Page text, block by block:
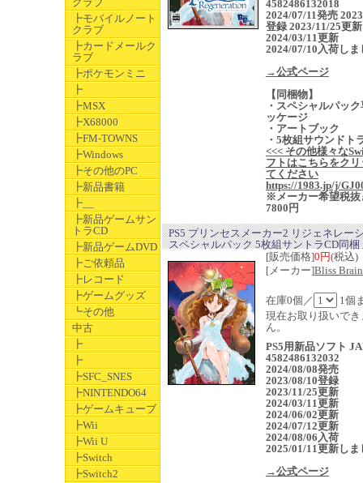
┣モバイルノート
クラブ
┣カードメールク
ラブ
┣ポケモンミニ
┣
┣MSX
┣X68000
┣FM-TOWNS
┣Windows
┣その他のPC
┣新品書籍
┣__
┣新品ゲームサン
トラCD
┣新品ゲームDVD
┣ご依頼品
┣レコード
┣ゲームグッズ
┗その他
中古
┣
┣
┣SFC_SNES
┣NINTENDO64
┣ゲームキューブ
┣Wii
┣Wii U
┣Switch
┣Switch2
4582486132018
2024/07/11発売
登録 2023/11/25更新
2024/03/11更新
2024/07/10入荷しま
→公式ページ
【同梱物】
・スペシャルパッ
ッケージ
・アートブック
・5枚組サウンドト
<<< その他様々な
フトはこちらをク
てください
https://1983.jp/j/
※メーカー希望税抜
7800円
PS5 プリンセスメーカー2 リジェネレー
スペシャルパック 5枚組サントラCD同梱
[販売価格]0円(税込)
[メーカー]Bliss Brain
在庫0個／
1個
現在お取り扱いでき
ん。
PS5用新品ソフト
4582486132032
2024/08/08発売
2023/08/10登録
2023/11/25更新
2024/03/11更新
2024/06/02更新
2024/07/12更新
2024/08/06入荷
2025/01/11更新しま
→公式ページ